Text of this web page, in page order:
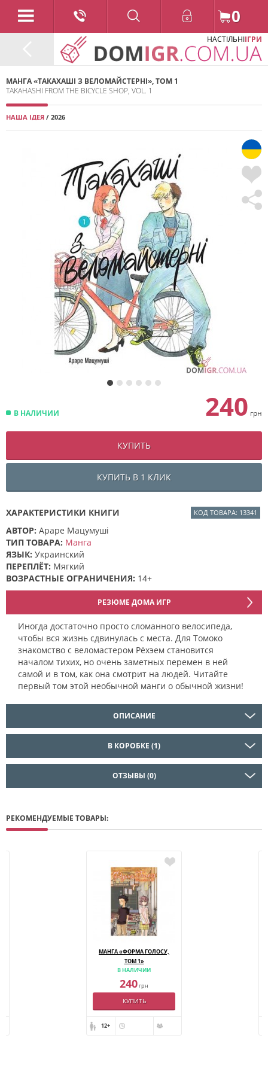
0
НАСТІЛЬНІІГРИ
МАНГА «ТАКАХАШІ З ВЕЛОМАЙСТЕРНІ», ТОМ 1
TAKAHASHI FROM THE BICYCLE SHOP, VOL. 1
НАША ІДЕЯ / 2026
В НАЛИЧИИ 240 грн
КУПИТЬ
КУПИТЬ В 1 КЛИК
ХАРАКТЕРИСТИКИ КНИГИ КОД ТОВАРА: 13341
АВТОР: Араре Мацумуші
ТИП ТОВАРА: Манга
ЯЗЫК: Украинский
ПЕРЕПЛЁТ: Мягкий
ВОЗРАСТНЫЕ ОГРАНИЧЕНИЯ: 14+
РЕЗЮМЕ ДОМА ИГР
Иногда достаточно просто сломанного велосипеда,
чтобы вся жизнь сдвинулась с места. Для Томоко
знакомство с веломастером Рёхэем становится
началом тихих, но очень заметных перемен в ней
самой и в том, как она смотрит на людей. Читайте
первый том этой необычной манги о обычной жизни!
ОПИСАНИЕ
В КОРОБКЕ (1)
ОТЗЫВЫ (0)
РЕКОМЕНДУЕМЫЕ ТОВАРЫ:
МАНГА «ФОРМА ГОЛОСУ,
ТОМ 1»
В НАЛИЧИИ
240грн
КУПИТЬ
12+